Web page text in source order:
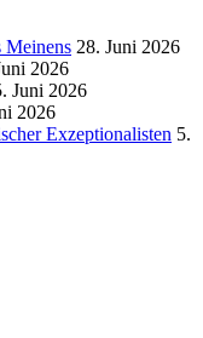
Meinens 28. Juni 2026
2026
Juni 2026
2026
Exzeptionalisten 5.